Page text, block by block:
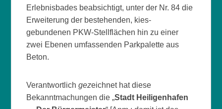
Erlebnisbades beabsichtigt, unter der Nr. 84 die
Erweiterung der bestehenden, kies-
gebundenen PKW-Stellflächen hin zu einer
zwei Ebenen umfassenden Parkpalette aus
Beton.
Verantwortlichgezeichnet hat diese
Bekanntmachungen die „Stadt Heiligenhafen